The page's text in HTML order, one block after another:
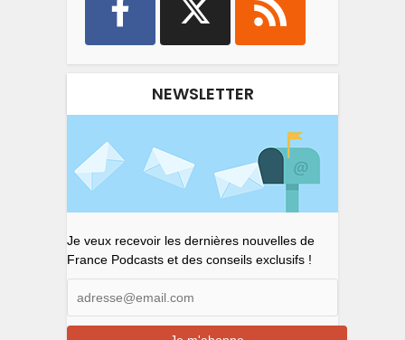
NEWSLETTER
Je veux recevoir les dernières nouvelles de
France Podcasts et des conseils exclusifs !